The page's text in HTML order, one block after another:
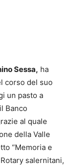
Sessa, ha
corso del suo
un pasto a
Banco
al quale
della Valle
“Memoria e
salernitani,